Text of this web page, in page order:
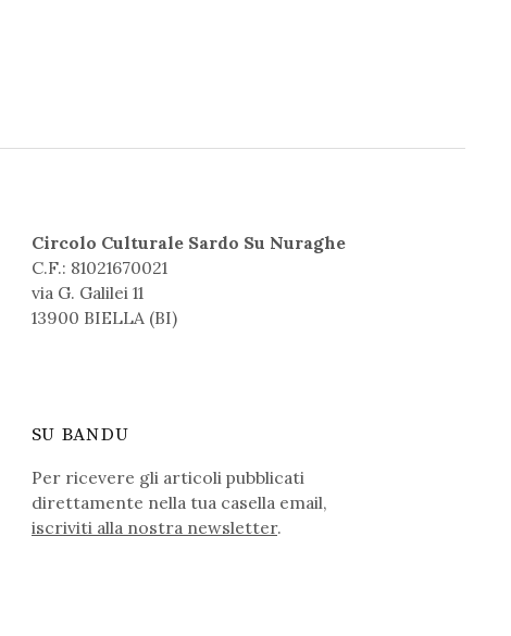
Circolo Culturale Sardo Su Nuraghe
C.F.: 81021670021
via G. Galilei 11
13900 BIELLA (BI)
SU BANDU
Per ricevere gli articoli pubblicati
direttamente nella tua casella email,
iscriviti alla nostra newsletter.